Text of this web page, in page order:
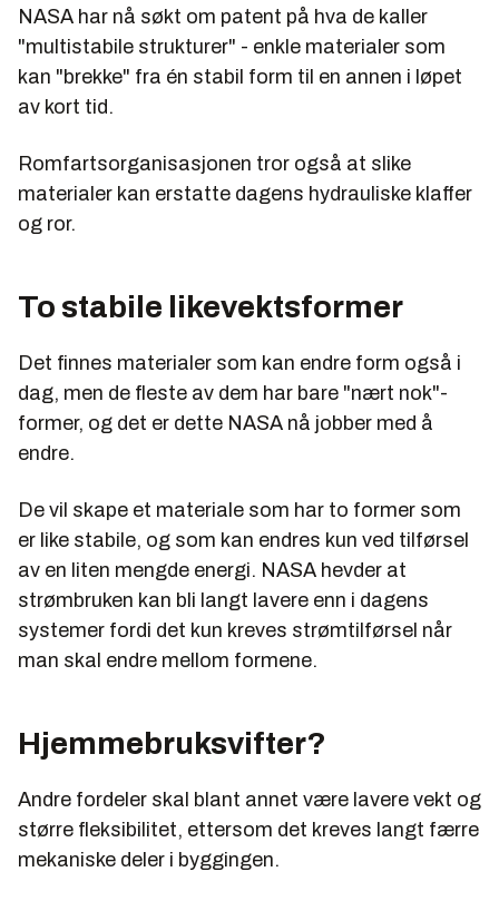
NASA har nå søkt om patent på hva de kaller
"multistabile strukturer" - enkle materialer som
kan "brekke" fra én stabil form til en annen i løpet
av kort tid.
Romfartsorganisasjonen tror også at slike
materialer kan erstatte dagens hydrauliske klaffer
og ror.
To stabile likevektsformer
Det finnes materialer som kan endre form også i
dag, men de fleste av dem har bare "nært nok"-
former, og det er dette NASA nå jobber med å
endre.
De vil skape et materiale som har to former som
er like stabile, og som kan endres kun ved tilførsel
av en liten mengde energi. NASA hevder at
strømbruken kan bli langt lavere enn i dagens
systemer fordi det kun kreves strømtilførsel når
man skal endre mellom formene.
Hjemmebruksvifter?
Andre fordeler skal blant annet være lavere vekt og
større fleksibilitet, ettersom det kreves langt færre
mekaniske deler i byggingen.